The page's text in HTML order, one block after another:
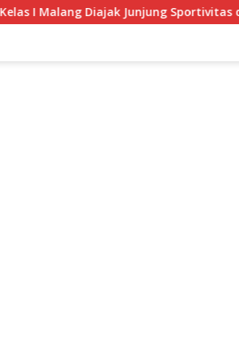
Sportivitas dan Kekompakan